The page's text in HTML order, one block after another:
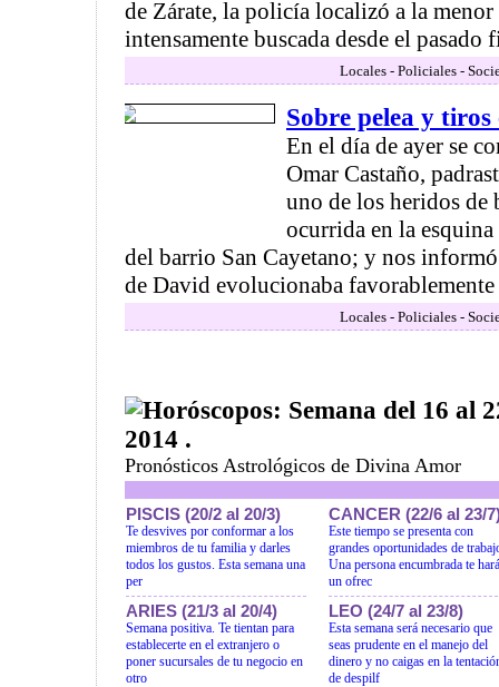
de Zárate, la policía localizó a la menor
intensamente buscada desde el pasado
Locales - Policiales -
Sobre pelea y
En el día de ayer se
Omar Castaño,
uno de los heridos de
ocurrida en la
del barrio San Cayetano; y nos
de David evolucionaba favorablemente
Locales - Policiales -
Horóscopos: Semana del 16 al
2014 .
Pronósticos Astrológicos de Divina Amor
PISCIS (20/2 al 20/3)
Te desvives por conformar a los
miembros de tu familia y darles
todos los gustos. Esta semana una
per
ARIES (21/3 al 20/4)
Semana positiva. Te tientan para
establecerte en el extranjero o
poner sucursales de tu negocio en
otro
CANCER (22/6 al 23/
Este tiempo se presenta con
grandes oportunidades de
Una persona encumbrada te hará
un ofrec
LEO (24/7 al 23/8)
Esta semana será necesario que
seas prudente en el manejo del
dinero y no caigas en la
de despilf